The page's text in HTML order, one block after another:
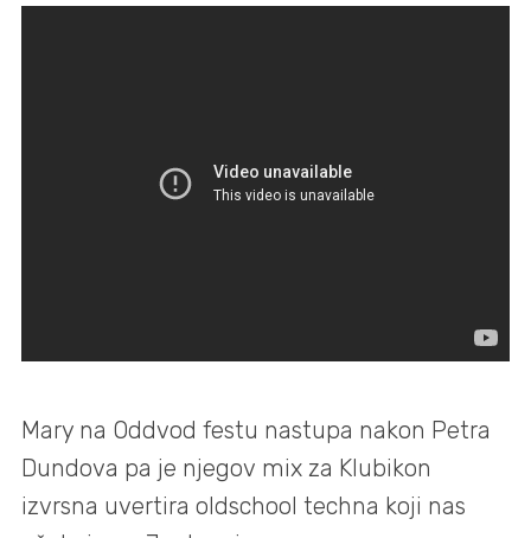
Mary na Oddvod festu nastupa nakon Petra
Dundova pa je njegov mix za Klubikon
izvrsna uvertira oldschool techna koji nas